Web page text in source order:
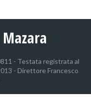
- Testata registrata al
- Direttore Francesco